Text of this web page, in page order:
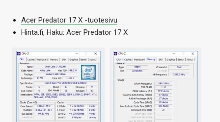
Acer Predator 17 X -tuotesivu
Hinta.fi, Haku: Acer Predator 17 X